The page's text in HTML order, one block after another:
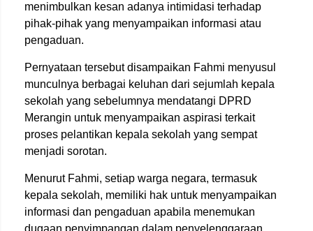
menimbulkan kesan adanya intimidasi terhadap
pihak-pihak yang menyampaikan informasi atau
pengaduan.
Pernyataan tersebut disampaikan Fahmi menyusul
munculnya berbagai keluhan dari sejumlah kepala
sekolah yang sebelumnya mendatangi DPRD
Merangin untuk menyampaikan aspirasi terkait
proses pelantikan kepala sekolah yang sempat
menjadi sorotan.
Menurut Fahmi, setiap warga negara, termasuk
kepala sekolah, memiliki hak untuk menyampaikan
informasi dan pengaduan apabila menemukan